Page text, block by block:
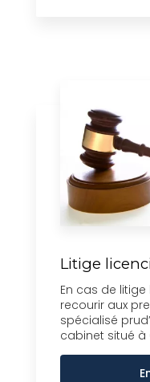
Litige
En cas de
recourir aux
spécialisé
cabinet situé à